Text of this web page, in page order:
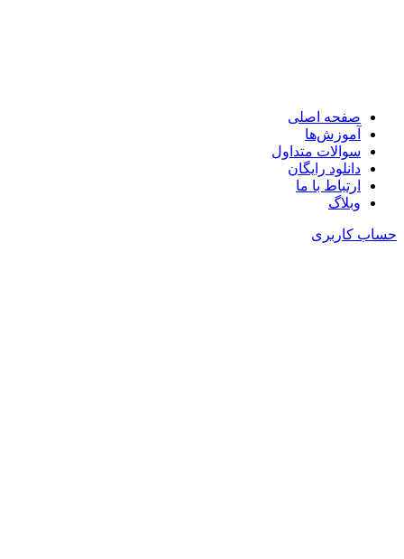
صفحه اصلی
آموزش‌ها
سوالات متداول
دانلود رایگان
ارتباط با ما
وبلاگ
حساب کاربری